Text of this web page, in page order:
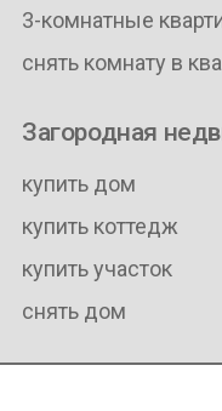
3-комнатные
снять комнату в
Загородная
купить дом
купить коттедж
купить участок
снять дом